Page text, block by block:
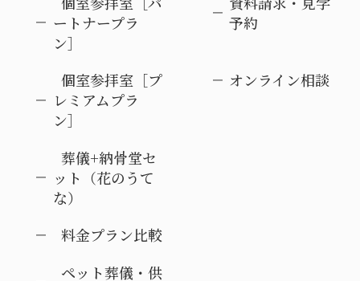
ートナープラ
ン］
個室参拝室［プ
レミアムプラ
ン］
葬儀+納骨堂セ
ット（花のうて
な）
料金プラン比較
ペット葬儀・供
予約
オンライン相談